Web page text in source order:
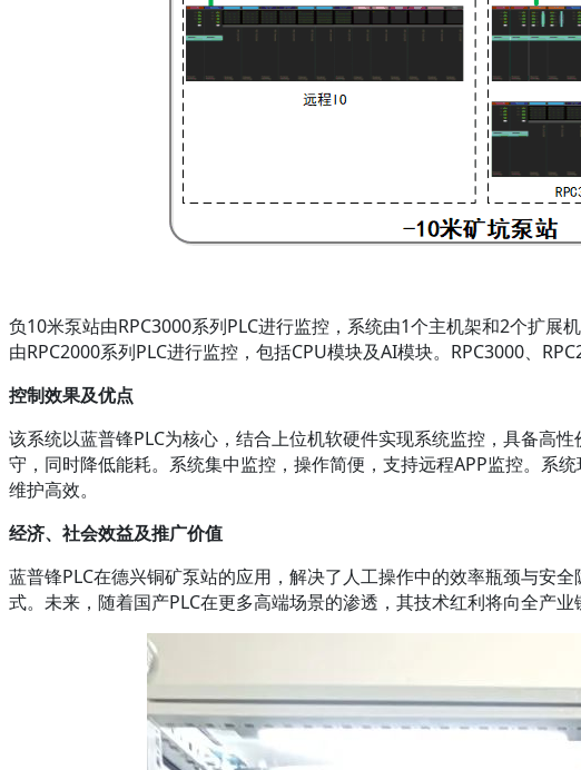
负10米泵站由RPC3000系列PLC进行监控，系统由1个主机架和2个扩展
由RPC2000系列PLC进行监控，包括CPU模块及AI模块。RPC3000、
控制效果及优点
该系统以蓝普锋PLC为核心，结合上位机软硬件实现系统监控，具备高
守，同时降低能耗。系统集中监控，操作简便，支持远程APP监控。系
维护高效。
经济、社会效益及推广价值
蓝普锋PLC在德兴铜矿泵站的应用，解决了人工操作中的效率瓶颈与安
式。未来，随着国产PLC在更多高端场景的渗透，其技术红利将向全产